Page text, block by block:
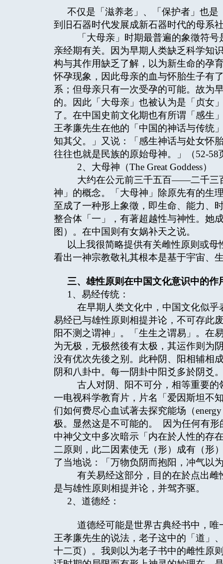
不仅是「滋养老」、「保护者」也
到旧石器时代发展成新石器时代的母系
「大母亲」时期最普遍的象徵符号
亲经期有关。因为早期人类缺乏科学知
构与其作用缺乏了解，以为新生命的孕
怀孕现象，因此母亲的血与怀胎生子有
系；但母亲只有一次受孕的可能。故为
的。因此「大母亲」也被认为是「贞女
了。在中国史前文化期也有所谓「感生
王孝廉先生在他的「中国的神话与传统
知其父。」又说：「感生神话与处女怀
往往也就是民族的原始母神。」（52-58
2、大母神（The Great Goddess）
大约在公元前三千五百——二千三
神」的概念。「大母神」除原先有的生
至成了一种形上象徵，即生命、能力、
整合体「一」，有著超越性与神性。她
图）。在中国则有女娲补天之说。
以上我很简略提供有关雌性原则或
看出一神宗教敬礼其根本是基于宇宙、
三、雄性原则在中国文化意识中的
1、易经传统：
在早期人类文化中，中国文化似乎
易经已与雄性原则相提并论，不可存此
阳不测之谓神」。「生生之谓易」。在
为无极，无极然後有太极，其运作则为
没有优次先後之别。此种阴、阳相辅相
阴和八卦中。每一阴卦中阳爻多於阴爻
古人对阴、阳不可分，相等重要的
一电视科学教育片，片名「爱因斯坦不
们如何费尽心血试著去探究能场（
极。显然这是不可能的。 因为任何有
中神父文中多次暗示「内在於人性的存
二原则，此二因素使无（形）成有（形
了当地说：「万物负阴而抱阳，冲气以
有关易经这部分，目的在於点出雌
是与雄性原则相提并论，并驾齐驱。
2、道德经：
道德经可能是世界古典经书中，唯
王孝廉先生的说法，老子这中的「道」
十二页）。我则以为老子书中的雌性原